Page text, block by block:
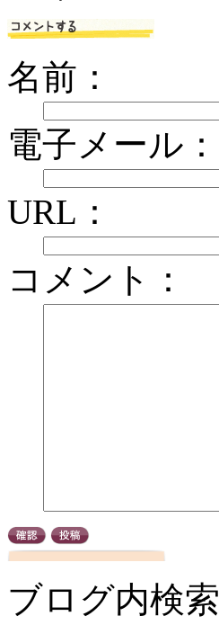
名前：
電子メール：
URL：
コメント：
ブログ内検索